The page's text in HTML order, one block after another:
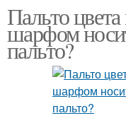
Пальто
шарфом
пальто?